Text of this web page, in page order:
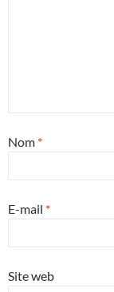
Nom *
E-mail *
Site web